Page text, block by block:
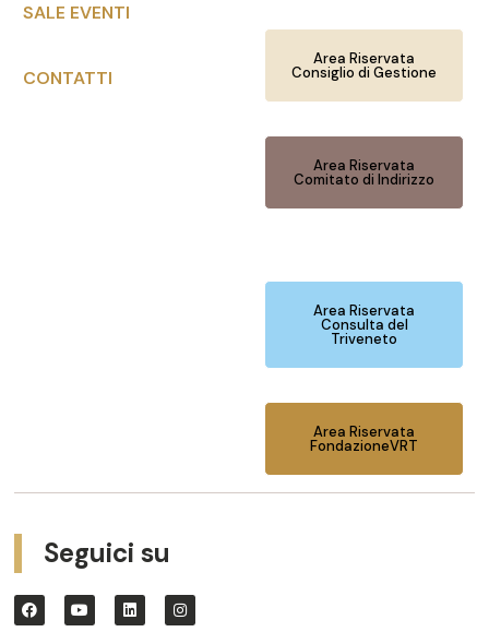
SALE EVENTI
CONTATTI
Area Riservata
Consiglio di Gestione
Area Riservata
Comitato di Indirizzo
Area Riservata
Consulta del
Triveneto
Area Riservata
FondazioneVRT
Seguici su